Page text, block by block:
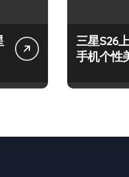
三星S26
手机个性